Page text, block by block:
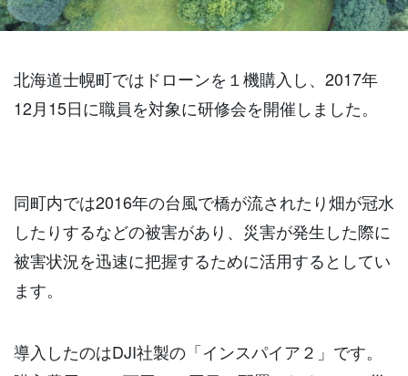
北海道士幌町ではドローンを１機購入し、2017年
12月15日に職員を対象に研修会を開催しました。
同町内では2016年の台風で橋が流されたり畑が冠水
したりするなどの被害があり、災害が発生した際に
被害状況を迅速に把握するために活用するとしてい
ます。
導入したのはDJI社製の「インスパイア２」です。